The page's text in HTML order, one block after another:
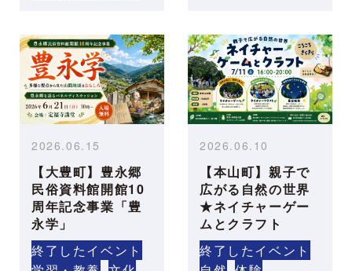
【大豊町】豊永郷
民俗資料館開館10
周年記念事業「豊
永学」
2026.06.15
終了したイベント
【本山町】親子で
広がる自然の世界
★ネイチャーゲー
ムとクラフト
2026.06.10
終了したイベント